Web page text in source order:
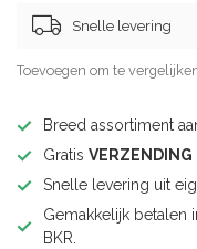
Snelle levering
Toevoegen om te
Breed assortiment
Gratis VERZENDING
Snelle levering uit
Gemakkelijk betalen
BKR.